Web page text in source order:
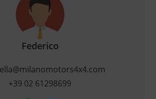
Federico
+39 02 61298699